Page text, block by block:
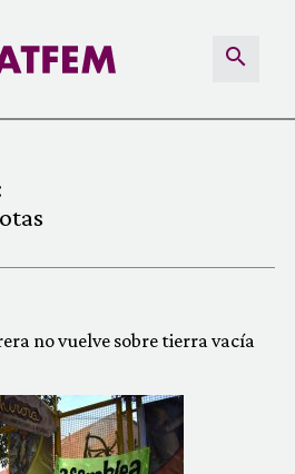
no vuelve sobre tierra vacía